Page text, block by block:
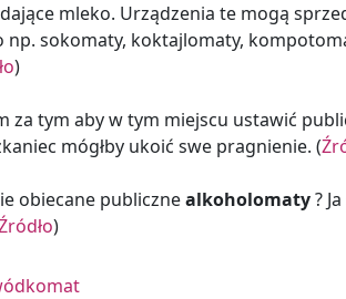
mleko. Urządzenia te mogą
np. sokomaty, koktajlomaty,
)
za tym aby w tym miejscu ustawić
mógłby ukoić swe pragnienie. (
obiecane publicznealkoholomaty?
)